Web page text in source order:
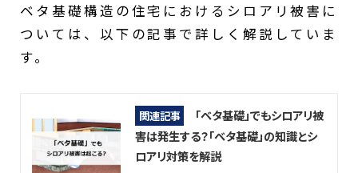
ベタ基礎構造の住宅におけるシロアリ被害に
ついては、以下の記事で詳しく解説していま
す。
関連記事
「ベタ基礎」でもシロアリ被
害は発生する？「ベタ基礎」の知識とシ
ロアリ対策を解説